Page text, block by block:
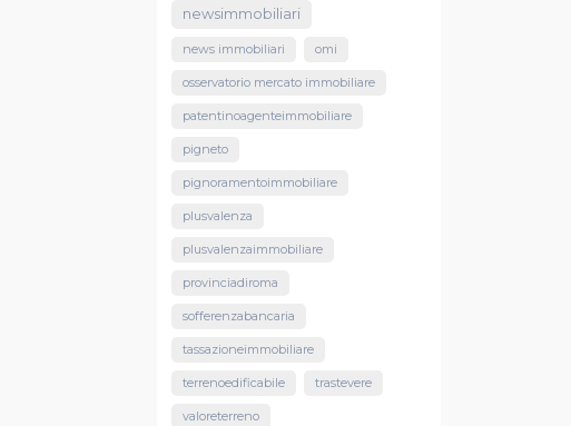
newsimmobiliari
news immobiliari omi
osservatorio mercato immobiliare
patentinoagenteimmobiliare
pigneto
pignoramentoimmobiliare
plusvalenza
plusvalenzaimmobiliare
provinciadiroma
sofferenzabancaria
tassazioneimmobiliare
terrenoedificabile trastevere
valoreterreno